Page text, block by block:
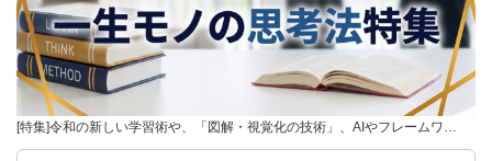
[特集]令和の新しい学習術や、「図解・視覚化の技術」、AIやフレームワ…